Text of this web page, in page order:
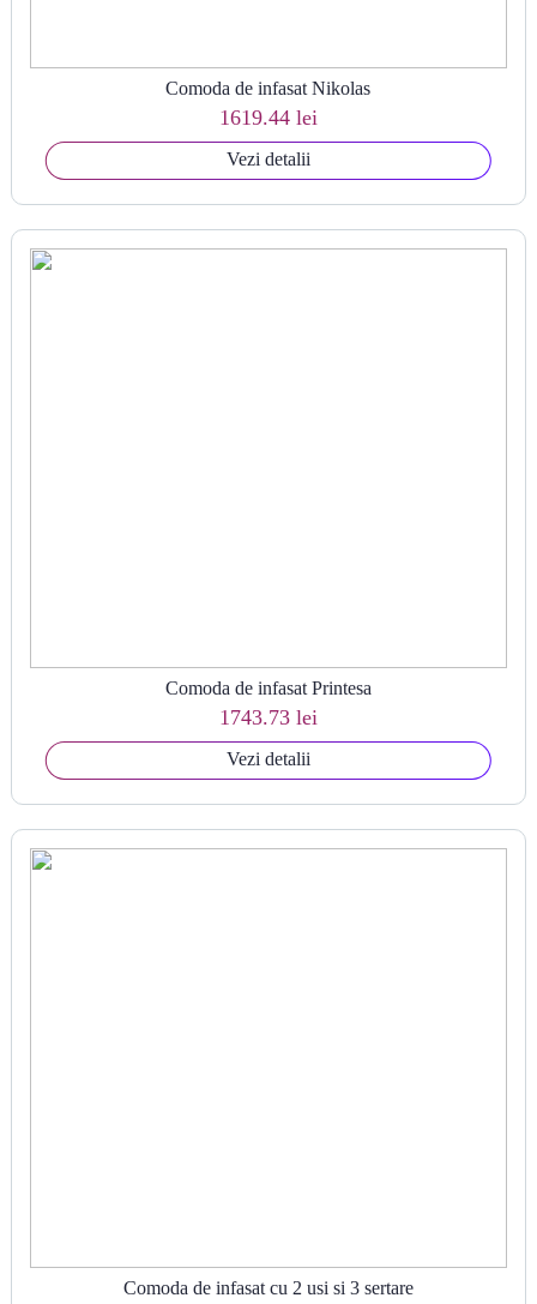
Comoda de infasat Nikolas
1619.44 lei
Vezi detalii
Comoda de infasat Printesa
1743.73 lei
Vezi detalii
Comoda de infasat cu 2 usi si 3 sertare